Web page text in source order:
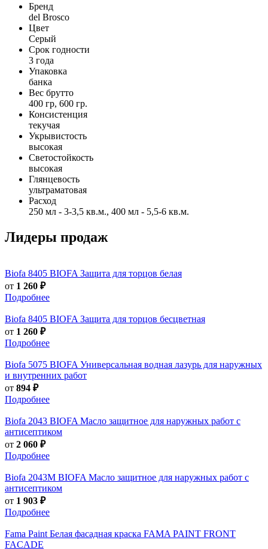
Бренд
del Brosco
Цвет
Серый
Срок годности
3 года
Упаковка
банка
Вес брутто
400 гр, 600 гр.
Консистенция
текучая
Укрывистость
высокая
Светостойкость
высокая
Глянцевость
ультраматовая
Расход
250 мл - 3-3,5 кв.м., 400 мл - 5,5-6 кв.м.
Лидеры продаж
Biofa 8405 BIOFA Защита для торцов белая
от 1 260 ₽
Подробнее
Biofa 8405 BIOFA Защита для торцов бесцветная
от 1 260 ₽
Подробнее
Biofa 5075 BIOFA Универсальная водная лазурь для наружных
и внутренних работ
от 894 ₽
Подробнее
Biofa 2043 BIOFA Масло защитное для наружных работ с
антисептиком
от 2 060 ₽
Подробнее
Biofa 2043M BIOFA Масло защитное для наружных работ с
антисептиком
от 1 903 ₽
Подробнее
Fama Paint Белая фасадная краска FAMA PAINT FRONT
FACADE